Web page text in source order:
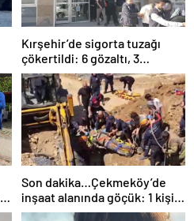
Kırşehir’de sigorta tuzağı
çökertildi: 6 gözaltı, 3
tutuklama
Son dakika…Çekmeköy’de
inşaat alanında göçük: 1 kişi
hayatını kaybetti